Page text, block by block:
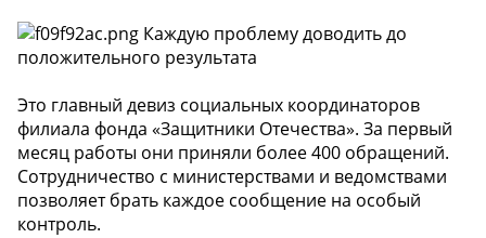
Каждую проблему доводить до
положительного результата
Это главный девиз социальных координаторов
филиала фонда «Защитники Отечества». За первый
месяц работы они приняли более 400 обращений.
Сотрудничество с министерствами и ведомствами
позволяет брать каждое сообщение на особый
контроль.